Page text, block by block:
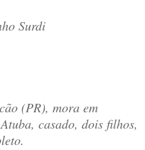
Surdi
(PR), mora em
casado, dois filhos,